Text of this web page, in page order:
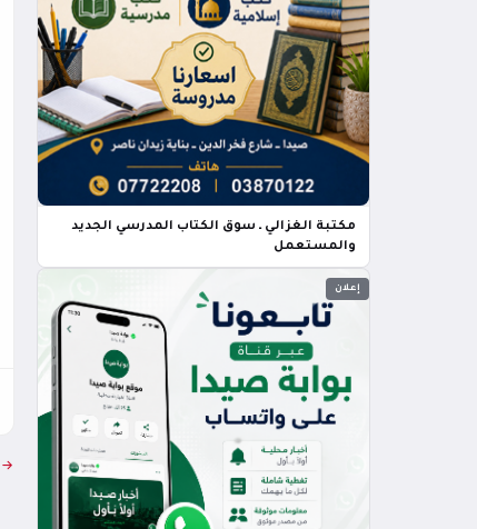
مكتبة الغزالي ـ سوق الكتاب المدرسي الجديد
والمستعمل
إعلان